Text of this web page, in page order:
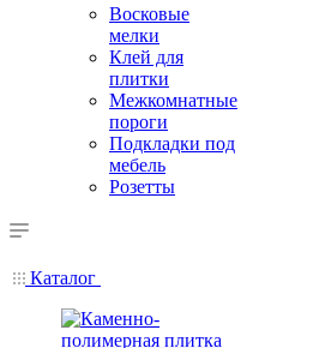
Восковые
мелки
Клей для
плитки
Межкомнатные
пороги
Подкладки под
мебель
Розетты
Каталог